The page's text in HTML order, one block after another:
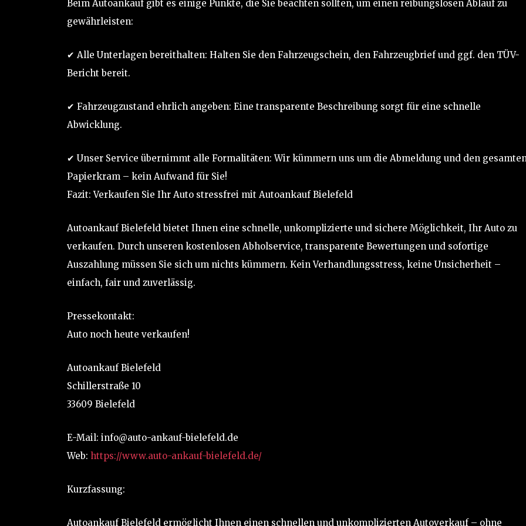
Beim Autoankauf gibt es einige Punkte, die Sie beachten sollten, um einen reibungslosen Ablauf zu
gewährleisten:
✔ Alle Unterlagen bereithalten: Halten Sie den Fahrzeugschein, den Fahrzeugbrief und ggf. den TÜV-
Bericht bereit.
✔ Fahrzeugzustand ehrlich angeben: Eine transparente Beschreibung sorgt für eine schnelle
Abwicklung.
✔ Unser Service übernimmt alle Formalitäten: Wir kümmern uns um die Abmeldung und den
Papierkram – kein Aufwand für Sie!
Fazit: Verkaufen Sie Ihr Auto stressfrei mit Autoankauf Bielefeld
Autoankauf Bielefeld bietet Ihnen eine schnelle, unkomplizierte und sichere Möglichkeit, Ihr Auto zu
verkaufen. Durch unseren kostenlosen Abholservice, transparente Bewertungen und sofortige
Auszahlung müssen Sie sich um nichts kümmern. Kein Verhandlungsstress, keine Unsicherheit –
einfach, fair und zuverlässig.
Pressekontakt:
Auto noch heute verkaufen!
Autoankauf Bielefeld
Schillerstraße 10
33609 Bielefeld
E-Mail: info@auto-ankauf-bielefeld.de
Web: https://www.auto-ankauf-bielefeld.de/
Kurzfassung:
Autoankauf Bielefeld ermöglicht Ihnen einen schnellen und unkomplizierten Autoverkauf – ohne